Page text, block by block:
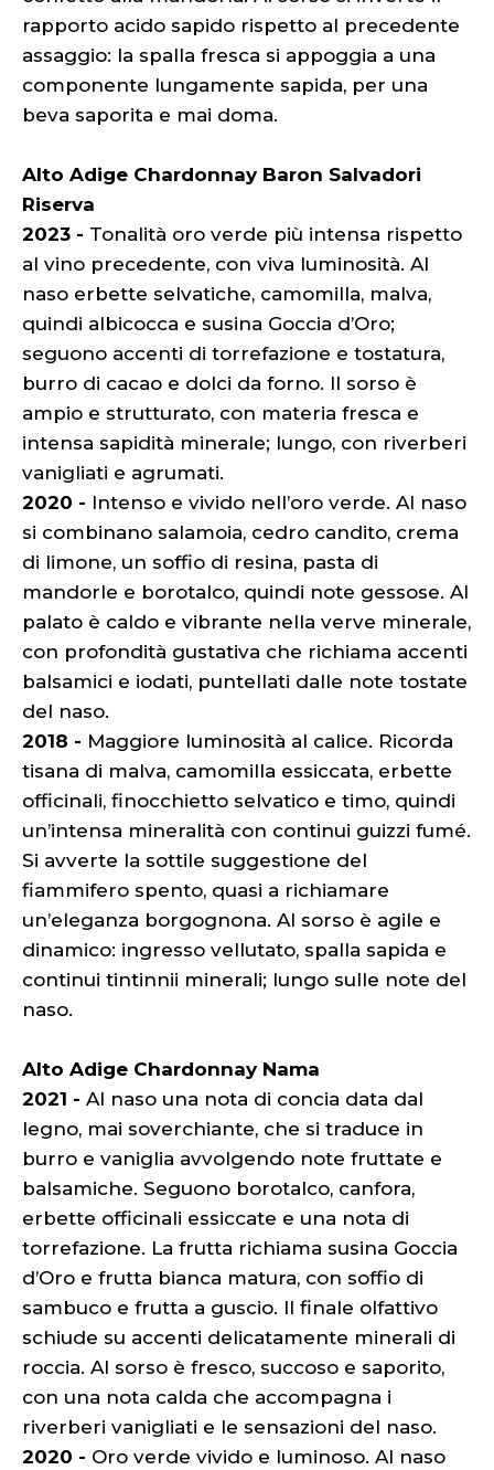
rapporto acido sapido rispetto al precedente
assaggio: la spalla fresca si appoggia a una
componente lungamente sapida, per una
beva saporita e mai doma.
Alto Adige Chardonnay Baron Salvadori
Riserva
2023 - Tonalità oro verde più intensa rispetto
al vino precedente, con viva luminosità. Al
naso erbette selvatiche, camomilla, malva,
quindi albicocca e susina Goccia d’Oro;
seguono accenti di torrefazione e tostatura,
burro di cacao e dolci da forno. Il sorso è
ampio e strutturato, con materia fresca e
intensa sapidità minerale; lungo, con riverberi
vanigliati e agrumati.
2020 - Intenso e vivido nell’oro verde. Al naso
si combinano salamoia, cedro candito, crema
di limone, un soffio di resina, pasta di
mandorle e borotalco, quindi note gessose. Al
palato è caldo e vibrante nella verve minerale,
con profondità gustativa che richiama accenti
balsamici e iodati, puntellati dalle note tostate
del naso.
2018 - Maggiore luminosità al calice. Ricorda
tisana di malva, camomilla essiccata, erbette
officinali, finocchietto selvatico e timo, quindi
un’intensa mineralità con continui guizzi fumé.
Si avverte la sottile suggestione del
fiammifero spento, quasi a richiamare
un’eleganza borgognona. Al sorso è agile e
dinamico: ingresso vellutato, spalla sapida e
continui tintinnii minerali; lungo sulle note del
naso.
Alto Adige Chardonnay Nama
2021 - Al naso una nota di concia data dal
legno, mai soverchiante, che si traduce in
burro e vaniglia avvolgendo note fruttate e
balsamiche. Seguono borotalco, canfora,
erbette officinali essiccate e una nota di
torrefazione. La frutta richiama susina Goccia
d’Oro e frutta bianca matura, con soffio di
sambuco e frutta a guscio. Il finale olfattivo
schiude su accenti delicatamente minerali di
roccia. Al sorso è fresco, succoso e saporito,
con una nota calda che accompagna i
riverberi vanigliati e le sensazioni del naso.
2020 - Oro verde vivido e luminoso. Al naso